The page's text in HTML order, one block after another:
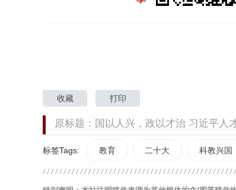
收藏 打印
原标题：国以人兴，政以才治 习近平人
标签Tags: 教育 二十大 科教兴国